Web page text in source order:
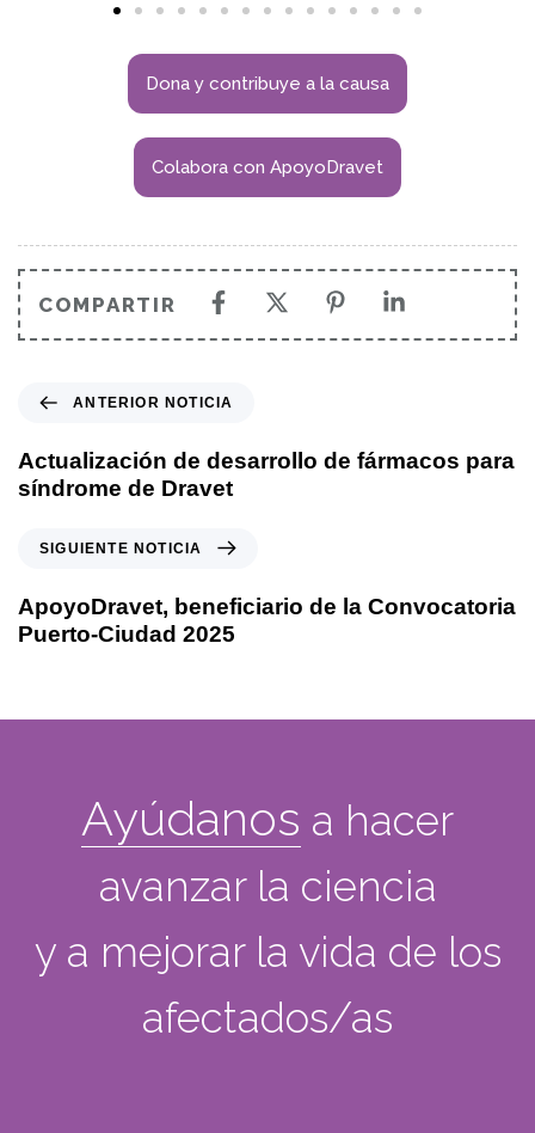
Dona y contribuye a la causa
Colabora con ApoyoDravet
COMPARTIR
ANTERIOR NOTICIA
Actualización de desarrollo de fármacos para
síndrome de Dravet
SIGUIENTE NOTICIA
ApoyoDravet, beneficiario de la Convocatoria
Puerto-Ciudad 2025
Ayúdanos a hacer
avanzar la ciencia
y a mejorar la vida de los
afectados/as